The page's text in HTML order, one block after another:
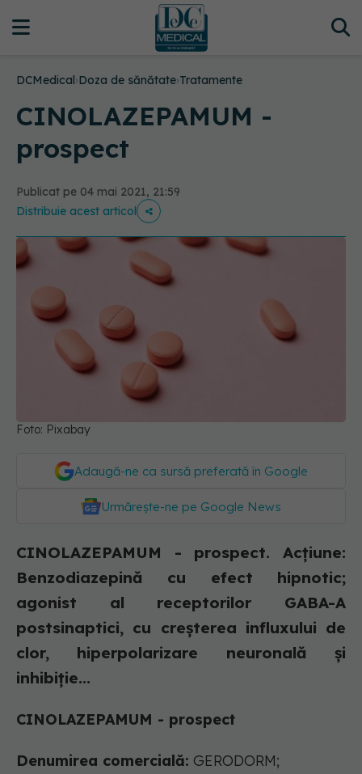
DCMedical›Doza de sănătate›Tratamente
CINOLAZEPAMUM -
prospect
Publicat pe 04 mai 2021, 21:59
Distribuie acest articol
Foto: Pixabay
Adaugă-ne ca sursă preferată în Google
Urmărește-ne pe Google News
CINOLAZEPAMUM - prospect. Acţiune:
Benzodiazepină cu efect hipnotic;
agonist al receptorilor GABA-A
postsinaptici, cu creşterea influxului de
clor, hiperpolarizare neuronală şi
inhibiţie...
CINOLAZEPAMUM - prospect
Denumirea comercială: GERODORM;